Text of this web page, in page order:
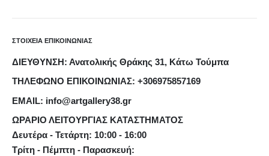
ΣΤΟΙΧΕΙΑ ΕΠΙΚΟΙΝΩΝΙΑΣ
ΔΙΕΥΘΥΝΣΗ: Ανατολικής Θράκης 31, Κάτω Τούμπα
ΤΗΛΕΦΩΝΟ ΕΠΙΚΟΙΝΩΝΙΑΣ: +306975857169
EMAIL: info@artgallery38.gr
ΩΡΑΡΙΟ ΛΕΙΤΟΥΡΓΙΑΣ ΚΑΤΑΣΤΗΜΑΤΟΣ
Δευτέρα - Τετάρτη: 10:00 - 16:00
Τρίτη - Πέμπτη - Παρασκευή: